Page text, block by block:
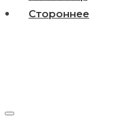
Стороннее